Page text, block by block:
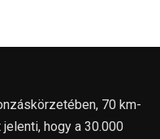
70 km-
hogy a 30.000